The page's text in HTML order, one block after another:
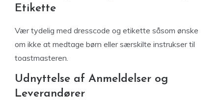
Etikette
Vær tydelig med dresscode og etikette såsom ønske
om ikke at medtage børn eller særskilte instrukser til
toastmasteren.
Udnyttelse af Anmeldelser og
Leverandører